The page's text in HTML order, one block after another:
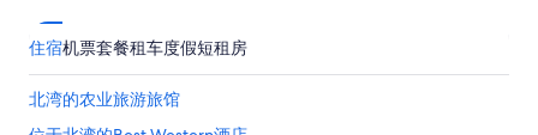
住宿机票套餐租车度假短租房
北湾的农业旅游旅馆